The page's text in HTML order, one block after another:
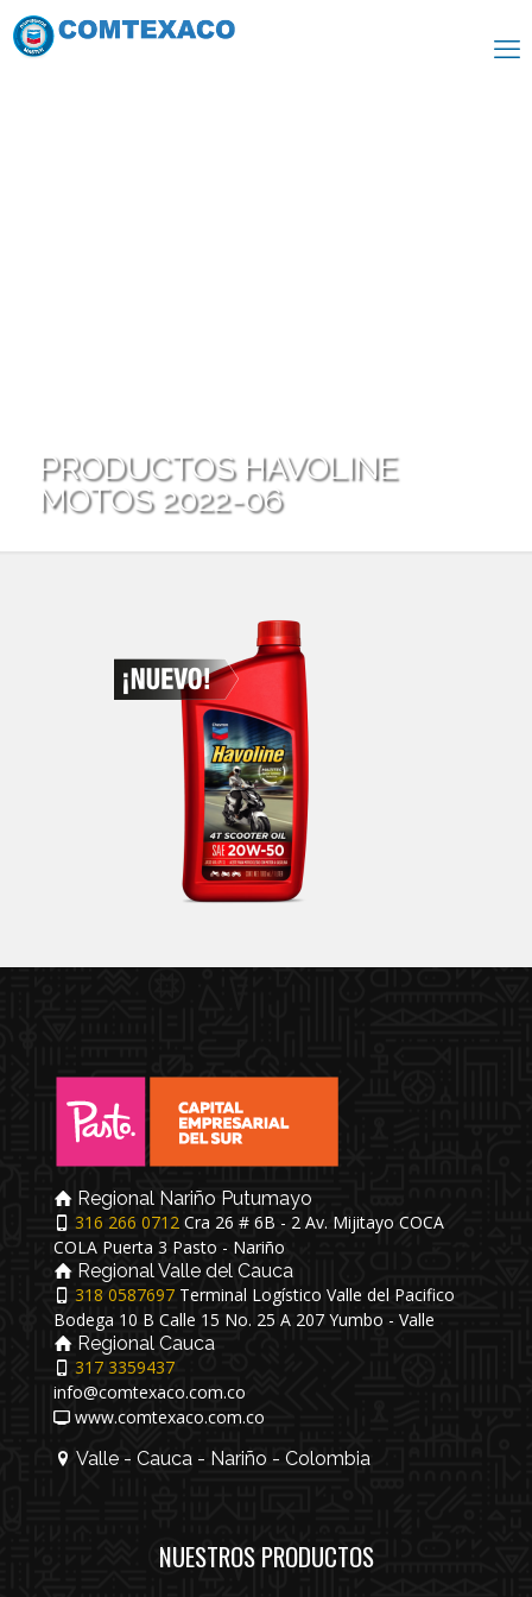
PRODUCTOS HAVOLINE
MOTOS 2022-06
Regional Nariño Putumayo
316 266 0712 Cra 26 # 6B - 2 Av. Mijitayo COCA
COLA Puerta 3 Pasto - Nariño
Regional Valle del Cauca
318 0587697 Terminal Logístico Valle del Pacifico
Bodega 10 B Calle 15 No. 25 A 207 Yumbo - Valle
Regional Cauca
317 3359437
info@comtexaco.com.co
www.comtexaco.com.co
Valle - Cauca - Nariño - Colombia
NUESTROS PRODUCTOS